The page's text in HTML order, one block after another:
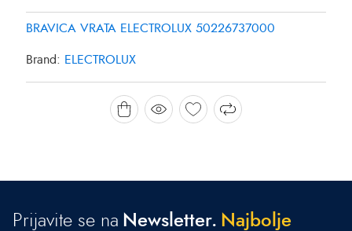
BRAVICA VRATA ELECTROLUX 50226737000
Brand: ELECTROLUX
Prijavite se na Newsletter. Naj bo je